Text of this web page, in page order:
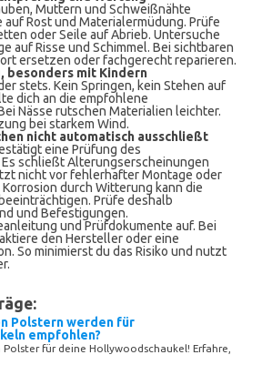
Muttern und Schweißnähte
Rost und Materialermüdung. Prüfe
oder Seile auf Abrieb. Untersuche
auf Risse und Schimmel. Bei sichtbaren
ersetzen oder fachgerecht reparieren.
besonders mit Kindern
stets. Kein Springen, kein Stehen auf
dich an die empfohlene
Nässe rutschen Materialien leichter.
bei starkem Wind.
nicht automatisch ausschließt
eine Prüfung des
schließt Alterungserscheinungen
nicht vor fehlerhafter Montage oder
durch Witterung kann die
Prüfe deshalb
und Befestigungen.
und Prüfdokumente auf. Bei
den Hersteller oder eine
So minimierst du das Risiko und nutzt
Polstern werden für
empfohlen?
für deine Hollywoodschaukel! Erfahre,